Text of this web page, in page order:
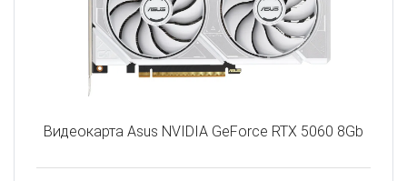
Видеокарта Asus NVIDIA GeForce RTX 5060 8Gb